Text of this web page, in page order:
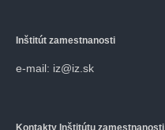
Inštitút zamestnanosti
e-mail: iz@iz.sk
Kontakty Inštitútu zamestnanosti